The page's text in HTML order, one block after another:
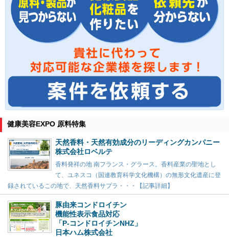
健康美容EXPO 原料特集
天然香料・天然有効成分のリーディングカンパニー
株式会社ロベルテ
香料発祥の地 南フランス・グラース。香料産業の聖地とし
て、ユネスコ（国連教育科学文化機構）の無形文化遺産に登
録されているこの地で、天然香料サプラ・・・【記事詳細】
豚由来コンドロイチン
機能性表示食品対応
「P-コンドロイチンNHZ」
日本ハム株式会社